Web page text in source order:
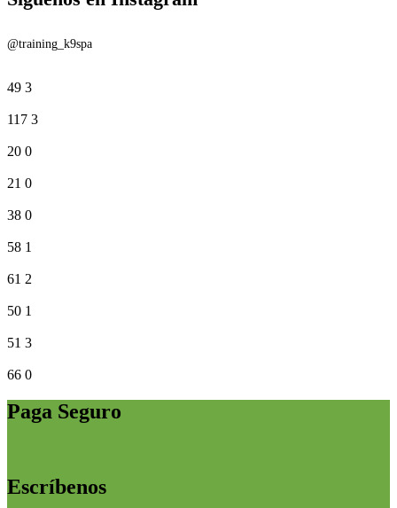
@training_k9spa
49 3
117 3
20 0
21 0
38 0
58 1
61 2
50 1
51 3
66 0
Paga Seguro
Escríbenos